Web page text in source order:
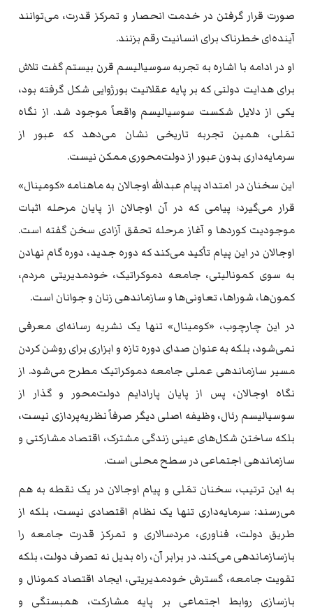
صورت قرار گرفتن در خدمت انحصار و تمرکز قدرت، می‌توانند
آینده‌ای خطرناک برای انسانیت رقم بزنند.
او در ادامه با اشاره به تجربه سوسیالیسم قرن بیستم گفت تلاش
برای هدایت دولتی که بر پایه عقلانیت بورژوایی شکل گرفته بود،
یکی از دلایل شکست سوسیالیسم واقعاً موجود شد. از نگاه
تمَلی، همین تجربه تاریخی نشان می‌دهد که عبور از
سرمایه‌داری بدون عبور از دولت‌محوری ممکن نیست.
این سخنان در امتداد پیام عبدالله اوجالان به ماهنامه «کومینال»
قرار می‌گیرد؛ پیامی که در آن اوجالان از پایان مرحله اثبات
موجودیت کوردها و آغاز مرحله تحقق آزادی سخن گفته است.
اوجالان در این پیام تأکید می‌کند که دوره جدید، دوره گام نهادن
به سوی کمونالیتی، جامعه دموکراتیک، خودمدیریتی مردم،
کمون‌ها، شوراها، تعاونی‌ها و سازماندهی زنان و جوانان است.
در این چارچوب، «کومینال» تنها یک نشریه رسانه‌ای معرفی
نمی‌شود، بلکه به عنوان صدای دوره تازه و ابزاری برای روشن کردن
مسیر سازماندهی عملی جامعه دموکراتیک مطرح می‌شود. از
نگاه اوجالان، پس از پایان پارادایم دولت‌محور و گذار از
سوسیالیسم رئال، وظیفه اصلی دیگر صرفاً نظریه‌پردازی نیست،
بلکه ساختن شکل‌های عینی زندگی مشترک، اقتصاد مشارکتی و
سازماندهی اجتماعی در سطح محلی است.
به این ترتیب، سخنان تمَلی و پیام اوجالان در یک نقطه به هم
می‌رسند: سرمایه‌داری تنها یک نظام اقتصادی نیست، بلکه از
طریق دولت، فناوری، مردسالاری و تمرکز قدرت جامعه را
بازسازماندهی می‌کند. در برابر آن، راه بدیل نه تصرف دولت، بلکه
تقویت جامعه، گسترش خودمدیریتی، ایجاد اقتصاد کمونال و
بازسازی روابط اجتماعی بر پایه مشارکت، همبستگی و